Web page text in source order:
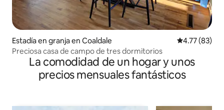
Estadía en granja en Coaldale Calificación
4.77 (83)
Preciosa casa de campo de tres dormitorios
La comodidad de un hogar y unos
precios mensuales fantásticos